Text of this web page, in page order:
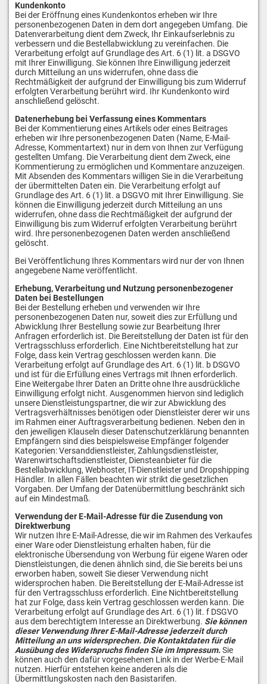
Kundenkonto
Bei der Eröffnung eines Kundenkontos erheben wir Ihre
personenbezogenen Daten in dem dort angegeben Umfang. Die
Datenverarbeitung dient dem Zweck, Ihr Einkaufserlebnis zu
verbessern und die Bestellabwicklung zu vereinfachen. Die
Verarbeitung erfolgt auf Grundlage des Art. 6 (1) lit. a DSGVO
mit Ihrer Einwilligung. Sie können Ihre Einwilligung jederzeit
durch Mitteilung an uns widerrufen, ohne dass die
Rechtmäßigkeit der aufgrund der Einwilligung bis zum Widerruf
erfolgten Verarbeitung berührt wird. Ihr Kundenkonto wird
anschließend gelöscht.
Datenerhebung bei Verfassung eines Kommentars
Bei der Kommentierung eines Artikels oder eines Beitrages
erheben wir Ihre personenbezogenen Daten (Name, E-Mail-
Adresse, Kommentartext) nur in dem von Ihnen zur Verfügung
gestellten Umfang. Die Verarbeitung dient dem Zweck, eine
Kommentierung zu ermöglichen und Kommentare anzuzeigen.
Mit Absenden des Kommentars willigen Sie in die Verarbeitung
der übermittelten Daten ein. Die Verarbeitung erfolgt auf
Grundlage des Art. 6 (1) lit. a DSGVO mit Ihrer Einwilligung. Sie
können die Einwilligung jederzeit durch Mitteilung an uns
widerrufen, ohne dass die Rechtmäßigkeit der aufgrund der
Einwilligung bis zum Widerruf erfolgten Verarbeitung berührt
wird. Ihre personenbezogenen Daten werden anschließend
gelöscht.
Bei Veröffentlichung Ihres Kommentars wird nur der von Ihnen
angegebene Nameveröffentlicht.
Erhebung, Verarbeitung und Nutzung personenbezogener
Daten bei Bestellungen
Bei der Bestellung erheben und verwenden wir Ihre
personenbezogenen Daten nur, soweit dies zur Erfüllung und
Abwicklung Ihrer Bestellung sowie zur Bearbeitung Ihrer
Anfragen erforderlich ist. Die Bereitstellung der Daten ist für den
Vertragsschluss erforderlich. Eine Nichtbereitstellung hat zur
Folge, dass kein Vertrag geschlossen werden kann. Die
Verarbeitung erfolgt auf Grundlage des Art. 6 (1) lit. b DSGVO
und ist für die Erfüllung eines Vertrags mit Ihnen erforderlich.
Eine Weitergabe Ihrer Daten an Dritte ohne Ihre ausdrückliche
Einwilligung erfolgt nicht. Ausgenommen hiervon sind lediglich
unsere Dienstleistungspartner, die wir zur Abwicklung des
Vertragsverhältnisses benötigen oder Dienstleister derer wir uns
im Rahmen einer Auftragsverarbeitung bedienen. Neben den in
den jeweiligen Klauseln dieser Datenschutzerklärung benannten
Empfängern sind dies beispielsweise Empfänger folgender
Kategorien: Versanddienstleister, Zahlungsdienstleister,
Warenwirtschaftsdienstleister, Diensteanbieter für die
Bestellabwicklung, Webhoster, IT-Dienstleister und Dropshipping
Händler. In allen Fällen beachten wir strikt die gesetzlichen
Vorgaben. Der Umfang der Datenübermittlung beschränkt sich
auf ein Mindestmaß.
Verwendung der E-Mail-Adresse für die Zusendung von
Direktwerbung
Wir nutzen Ihre E-Mail-Adresse, die wir im Rahmen des Verkaufes
einer Ware oder Dienstleistung erhalten haben, für die
elektronische Übersendung von Werbung für eigene Waren oder
Dienstleistungen, die denen ähnlich sind, die Sie bereits bei uns
erworben haben, soweit Sie dieser Verwendung nicht
widersprochen haben. Die Bereitstellung der E-Mail-Adresse ist
für den Vertragsschluss erforderlich. Eine Nichtbereitstellung
hat zur Folge, dass kein Vertrag geschlossen werden kann. Die
Verarbeitung erfolgt auf Grundlage des Art. 6 (1) lit. f DSGVO
aus dem berechtigtem Interesse an Direktwerbung. Sie können
dieser Verwendung Ihrer E-Mail-Adresse jederzeit durch
Mitteilung an uns widersprechen. Die Kontaktdaten für die
Ausübung des Widerspruchs finden Sie im Impressum.Sie
können auch den dafür vorgesehenen Link in der Werbe-E-Mail
nutzen. Hierfür entstehen keine anderen als die
Übermittlungskosten nach den Basistarifen.